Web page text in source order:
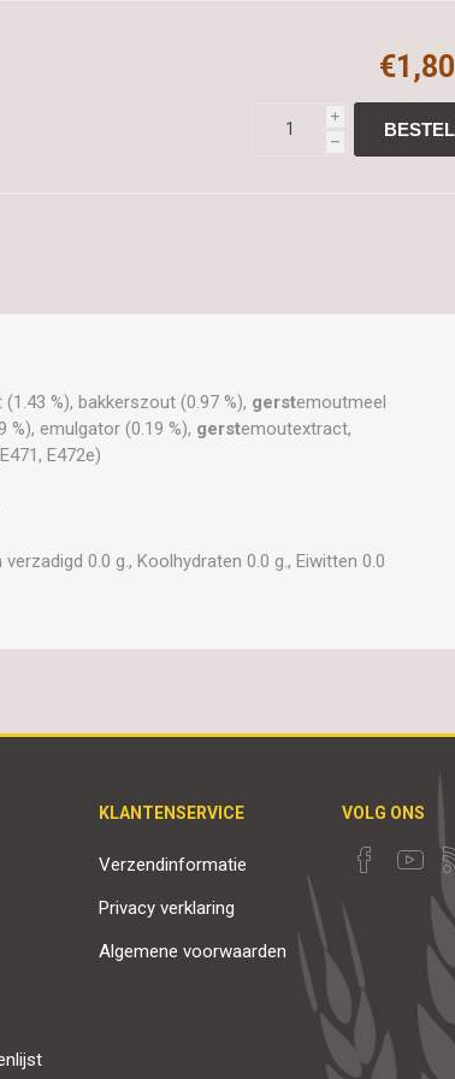
€1,80
i
h
%), bakkerszout (0.97 %), gerstemoutmeel
%), emulgator (0.19 %), gerstemoutextract,
E472e)
0.0 g., Koolhydraten 0.0 g., Eiwitten 0.0
KLANTENSERVICE
Verzendinformatie
Privacy verklaring
Algemene voorwaarden
VOLG ONS